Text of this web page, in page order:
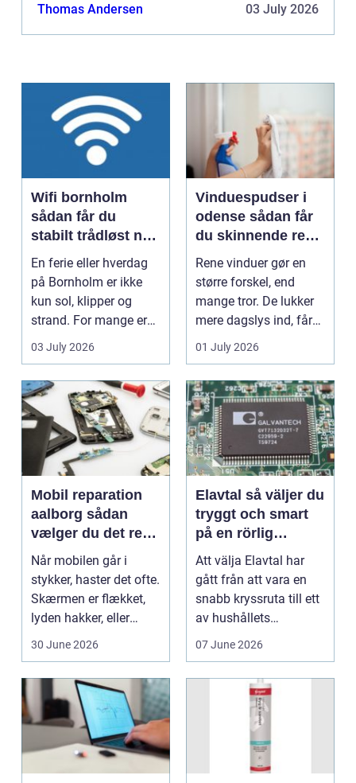
Thomas Andersen
03 July 2026
Wifi bornholm
sådan får du
stabilt trådløst net
på klippeøen
En ferie eller hverdag
på Bornholm er ikke
kun sol, klipper og
strand. For mange er
en stabil intern...
03 July 2026
Vinduespudser i
odense sådan får
du skinnende rene
ruder året rundt
Rene vinduer gør en
større forskel, end
mange tror. De lukker
mere dagslys ind, får
hjem og erhvervs...
01 July 2026
Mobil reparation
aalborg sådan
vælger du det rette
værksted
Når mobilen går i
stykker, haster det ofte.
Skærmen er flækket,
lyden hakker, eller
batteriet løber ...
30 June 2026
Elavtal så väljer du
tryggt och smart
på en rörlig
elmarknad
Att välja Elavtal har
gått från att vara en
snabb kryssruta till ett
av hushållets
viktigaste ekonom...
07 June 2026